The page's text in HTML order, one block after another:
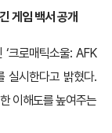
게임 백서 공개
크로매틱소울: AFK
실시한다고 밝혔다.
이해도를 높여주는